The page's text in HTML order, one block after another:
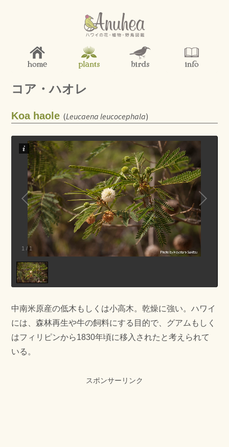
コア・ハオレ
Koa haole (Leucaena leucocephala)
1 / 1
中南米原産の低木もしくは小高木。乾燥に強い。ハワイ
には、森林再生や牛の飼料にする目的で、グアムもしく
はフィリピンから1830年頃に移入されたと考えられて
いる。
スポンサーリンク